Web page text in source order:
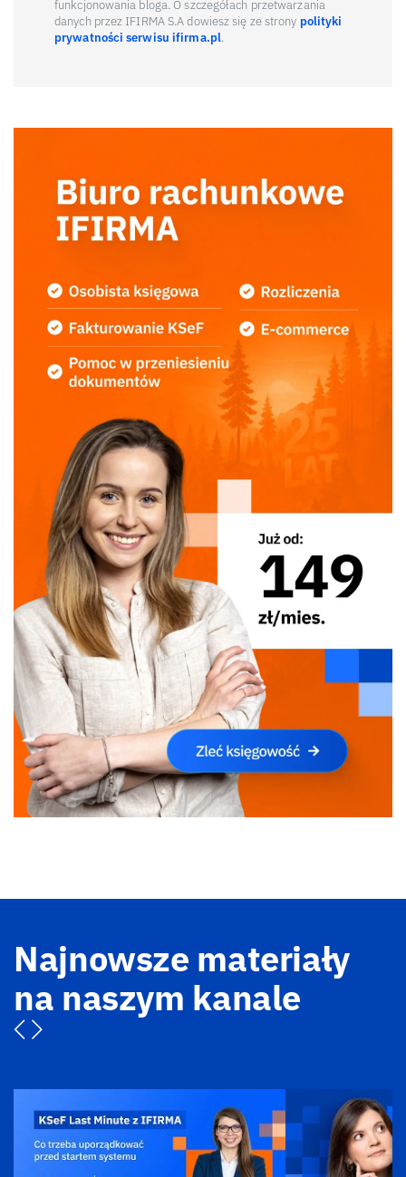
funkcjonowania bloga. O szczegółach przetwarzania
danych przez IFIRMA S.A dowiesz się ze strony polityki
prywatności serwisu ifirma.pl.
Najnowsze materiały
na naszym kanale